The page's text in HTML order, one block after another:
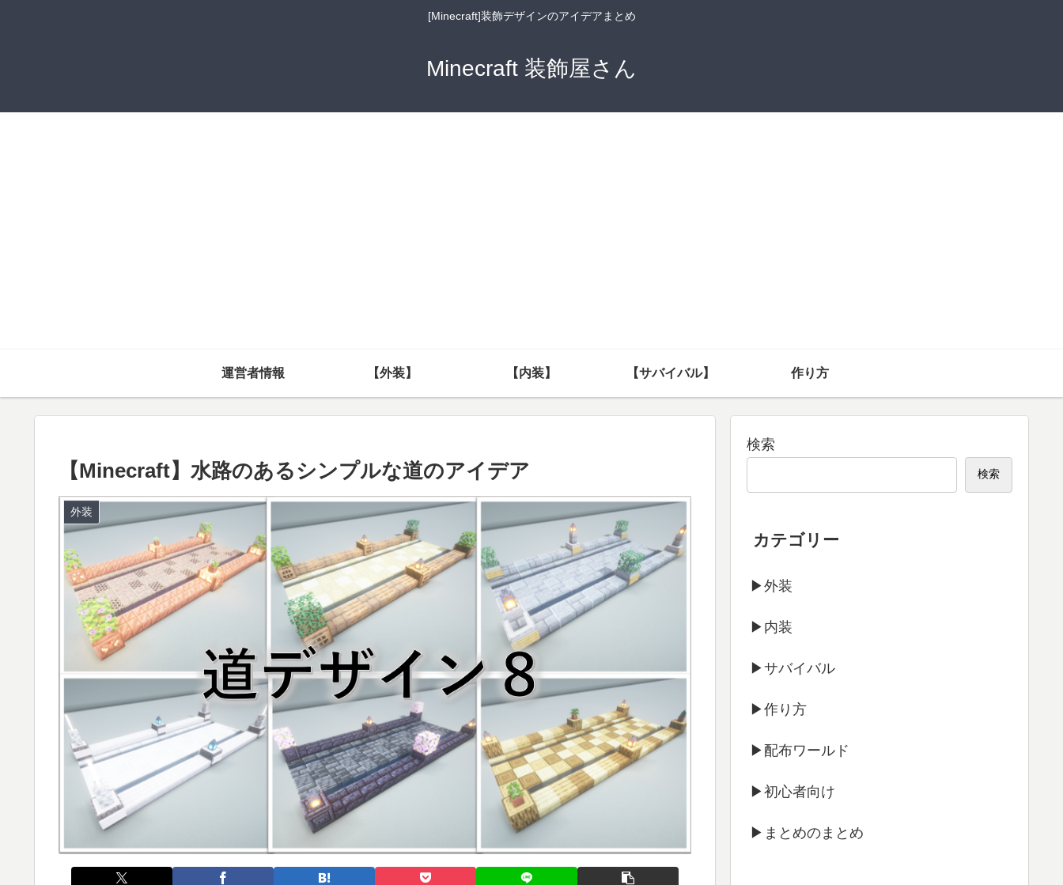
[Minecraft]装飾デザインのアイデアまとめ
Minecraft 装飾屋さん
運営者情報 【外装】 【内装】 【サバイバル】 作り方
【Minecraft】水路のあるシンプルな道のアイデア
外装
検索
検索
カテゴリー
▶外装
▶内装
▶サバイバル
▶作り方
▶配布ワールド
▶初心者向け
▶まとめのまとめ